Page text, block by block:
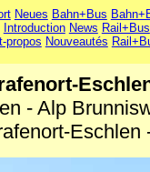
Neues Bahn+Bus
Introduction News Rail+Bus
propos Nouveautés
- Alp
Eschlen